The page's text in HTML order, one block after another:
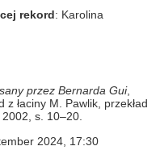
rekord: Karolina
przez Bernarda Gui,
z łaciny M. Pawlik, przekład
s. 10–20.
2024, 17:30